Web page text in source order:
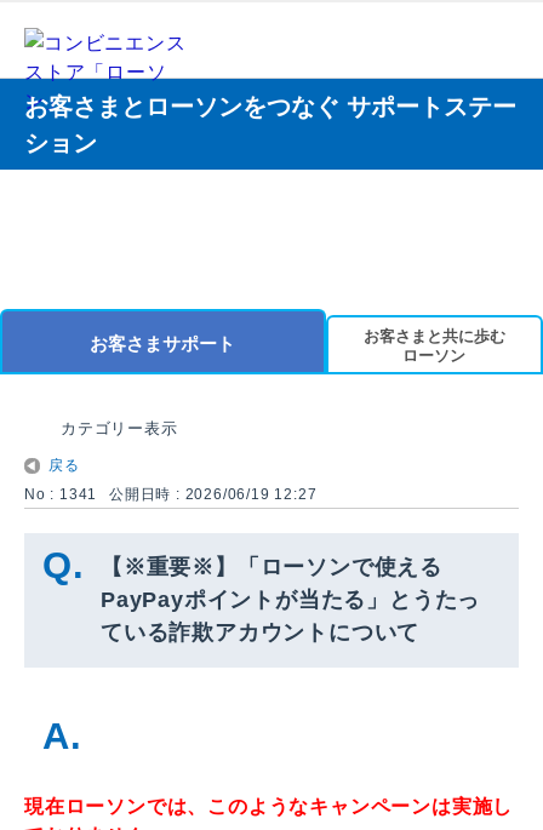
お客さまとローソンをつなぐ サポートステー
ション
お客さまサポート
お客さまと共に歩む
ローソン
カテゴリー表示
戻る
No : 1341
公開日時 : 2026/06/19 12:27
【※重要※】「ローソンで使える
PayPayポイントが当たる」とうたっ
ている詐欺アカウントについて
現在ローソンでは、このようなキャンペーンは実施し